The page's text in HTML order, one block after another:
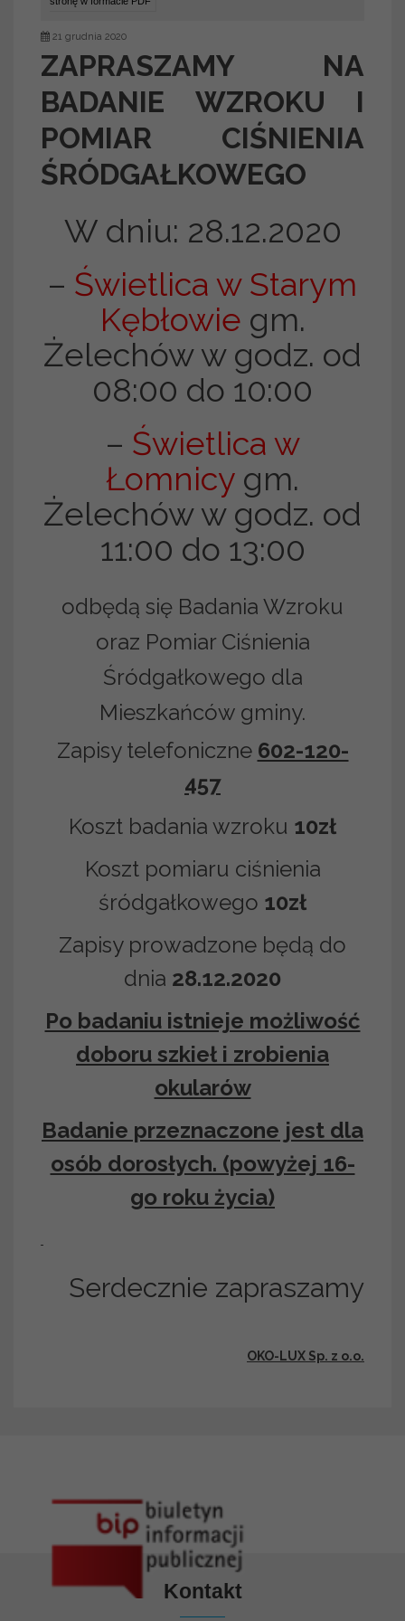
21 grudnia 2020
ZAPRASZAMY NA
BADANIE WZROKU I
POMIAR CIŚNIENIA
ŚRÓDGAŁKOWEGO
W dniu: 28.12.2020
– Świetlica w Starym
Kębłowie gm.
Żelechów w godz. od
08:00 do 10:00
– Świetlica w
Łomnicy gm.
Żelechów w godz. od
11:00 do 13:00
odbędą się Badania Wzroku
oraz Pomiar Ciśnienia
Śródgałkowego dla
Mieszkańców gminy.
Zapisy telefoniczne 602-120-
457
Koszt badania wzroku 10zł
Koszt pomiaru ciśnienia
śródgałkowego 10zł
Zapisy prowadzone będą do
dnia 28.12.2020
Po badaniu istnieje możliwość
doboru szkieł i zrobienia
okularów
Badanie przeznaczone jest dla
osób dorosłych. (powyżej 16-
go roku życia)
Serdecznie zapraszamy
OKO-LUX Sp. z o.o.
Kontakt